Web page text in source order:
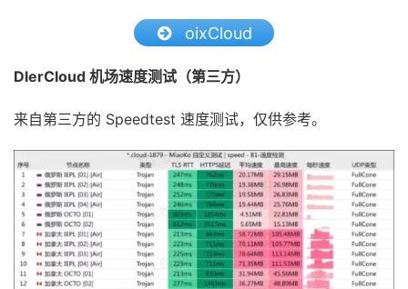
oixCloud
DlerCloud 机场速度测试（第三方）
来自第三方的 Speedtest 速度测试，仅供参考。